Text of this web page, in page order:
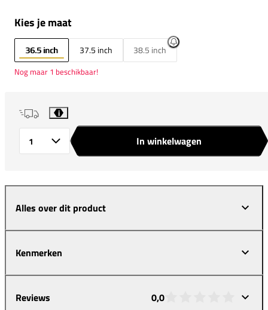
Kies je maat
36.5 inch 37.5 inch 38.5 inch
Nog maar 1 beschikbaar!
i
In winkelwagen
Alles over dit product
Kenmerken
Reviews 0,0